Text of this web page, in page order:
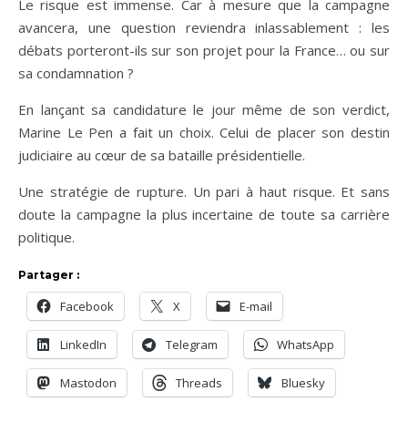
Le risque est immense. Car à mesure que la campagne
avancera, une question reviendra inlassablement : les
débats porteront-ils sur son projet pour la France… ou sur
sa condamnation ?
En lançant sa candidature le jour même de son verdict,
Marine Le Pen a fait un choix. Celui de placer son destin
judiciaire au cœur de sa bataille présidentielle.
Une stratégie de rupture. Un pari à haut risque. Et sans
doute la campagne la plus incertaine de toute sa carrière
politique.
Partager :
Facebook X E-mail
LinkedIn Telegram WhatsApp
Mastodon Threads Bluesky